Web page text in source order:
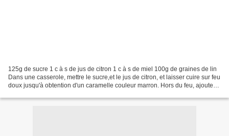
125g de sucre 1 c à s de jus de citron 1 c à s de miel 100g de graines de lin
Dans une casserole, mettre le sucre,et le jus de citron, et laisser cuire sur feu
doux jusqu'à obtention d'un caramelle couleur marron. Hors du feu, ajouter 1